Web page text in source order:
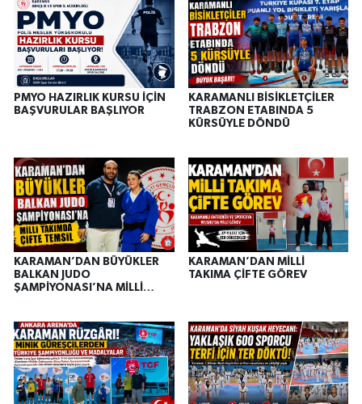
PMYO HAZIRLIK KURSU İÇİN
BAŞVURULAR BAŞLIYOR
KARAMANLI BİSİKLETÇİLER
TRABZON ETABINDA 5
KÜRSÜYLE DÖNDÜ
KARAMAN’DAN BÜYÜKLER
BALKAN JUDO
ŞAMPİYONASI’NA MİLLİ
KARAMAN’DAN MİLLİ
TAKIMA ÇİFTE GÖREV